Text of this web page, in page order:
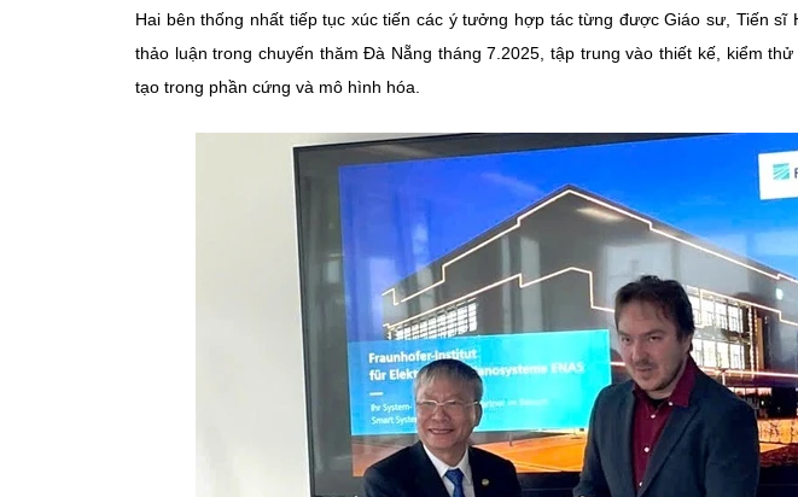
Hai bên thống nhất tiếp tục xúc tiến các ý tưởng hợp tác từng được Giáo sư, Tiến sĩ
thảo luận trong chuyến thăm Đà Nẵng tháng 7.2025, tập trung vào thiết kế, kiểm
tạo trong phần cứng và mô hình hóa.